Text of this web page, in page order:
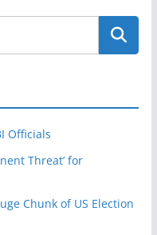
Officials
Threat’ for
Chunk of US Election